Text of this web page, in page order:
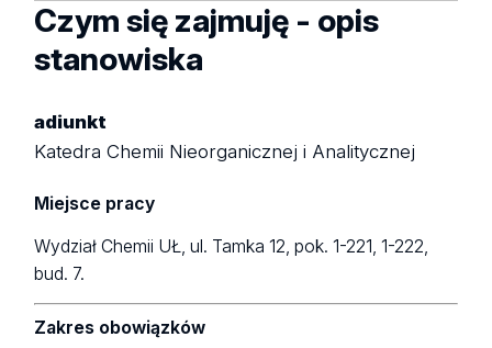
Czym się zajmuję - opis
stanowiska
adiunkt
Katedra Chemii Nieorganicznej i Analitycznej
Miejsce pracy
Wydział Chemii UŁ, ul. Tamka 12, pok. 1-221, 1-222,
bud. 7.
Zakres obowiązków